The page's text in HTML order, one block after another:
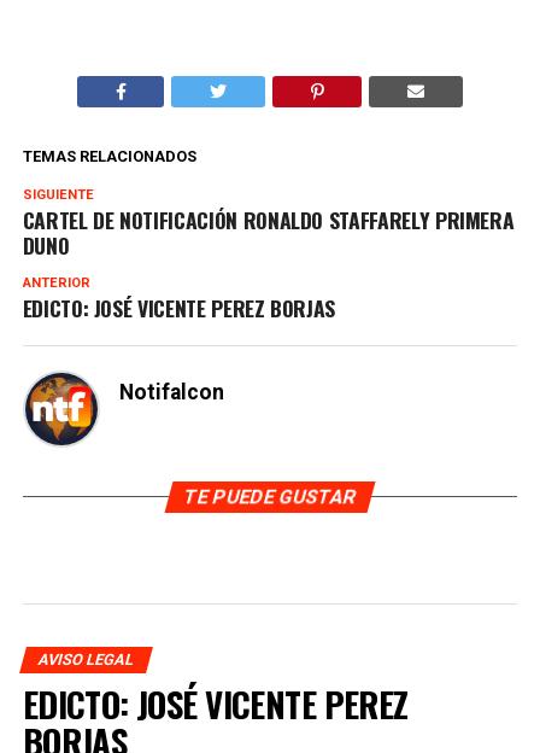
TEMAS RELACIONADOS
SIGUIENTE
CARTEL DE NOTIFICACIÓN RONALDO STAFFARELY PRIMERA
DUNO
ANTERIOR
EDICTO: JOSÉ VICENTE PEREZ BORJAS
Notifalcon
TE PUEDE GUSTAR
AVISO LEGAL
EDICTO: JOSÉ VICENTE PEREZ
BORJAS